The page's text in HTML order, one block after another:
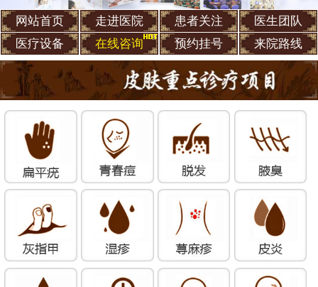
网站首页 走进医院 患者关注
医生团队
医疗设备
在线咨询 预约挂号 来院路线